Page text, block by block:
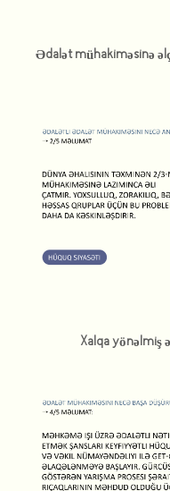
Ədalət mühakiməsinə
Xalqa yönəlmiş